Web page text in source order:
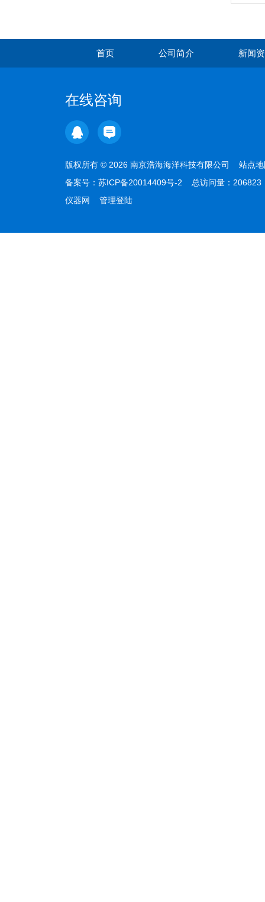
首页 公司简介 新闻
在线咨询
版权所有 © 2026 南京浩海海洋科技有限公司 站点
备案号： 苏ICP备20014409号-2 总访问量：
仪器网
管理登陆